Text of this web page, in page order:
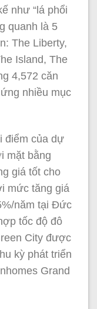
như “lá phổi
quanh là 5
The Liberty,
Island, The
4,572 căn
nhiều mục
điểm của dự
mặt bằng
giá tốt cho
mức tăng giá
năm tại Đức
tốc độ đô
City được
kỳ phát triển
Grand